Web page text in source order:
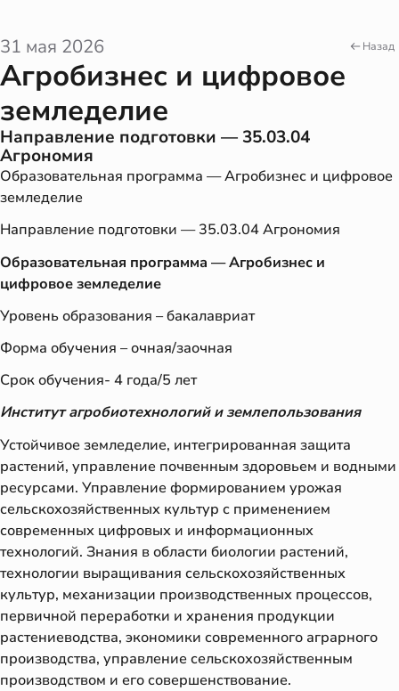
31 мая 2026 Назад
Агробизнес и цифровое
земледелие
Направление подготовки — 35.03.04
Агрономия
Образовательная программа — Агробизнес и цифровое
земледелие
Направление подготовки — 35.03.04 Агрономия
Образовательная программа — Агробизнес и
цифровое земледелие
Уровень образования – бакалавриат
Форма обучения – очная/заочная
Срок обучения- 4 года/5 лет
Институт агробиотехнологий и землепользования
Устойчивое земледелие, интегрированная защита
растений, управление почвенным здоровьем и водными
ресурсами. Управление формированием урожая
сельскохозяйственных культур с применением
современных цифровых и информационных
технологий. Знания в области биологии растений,
технологии выращивания сельскохозяйственных
культур, механизации производственных процессов,
первичной переработки и хранения продукции
растениеводства, экономики современного аграрного
производства, управление сельскохозяйственным
производством и его совершенствование.